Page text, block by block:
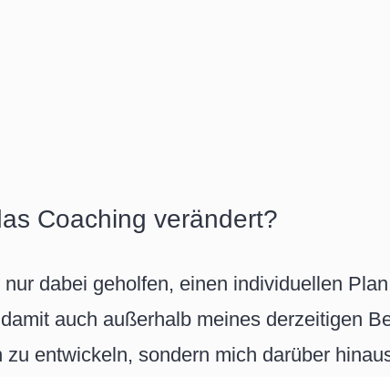
Coaching verändert?
dabei geholfen, einen individuellen
auch außerhalb meines derzeitigen
entwickeln, sondern mich darüber